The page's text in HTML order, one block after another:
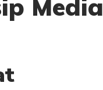
Media